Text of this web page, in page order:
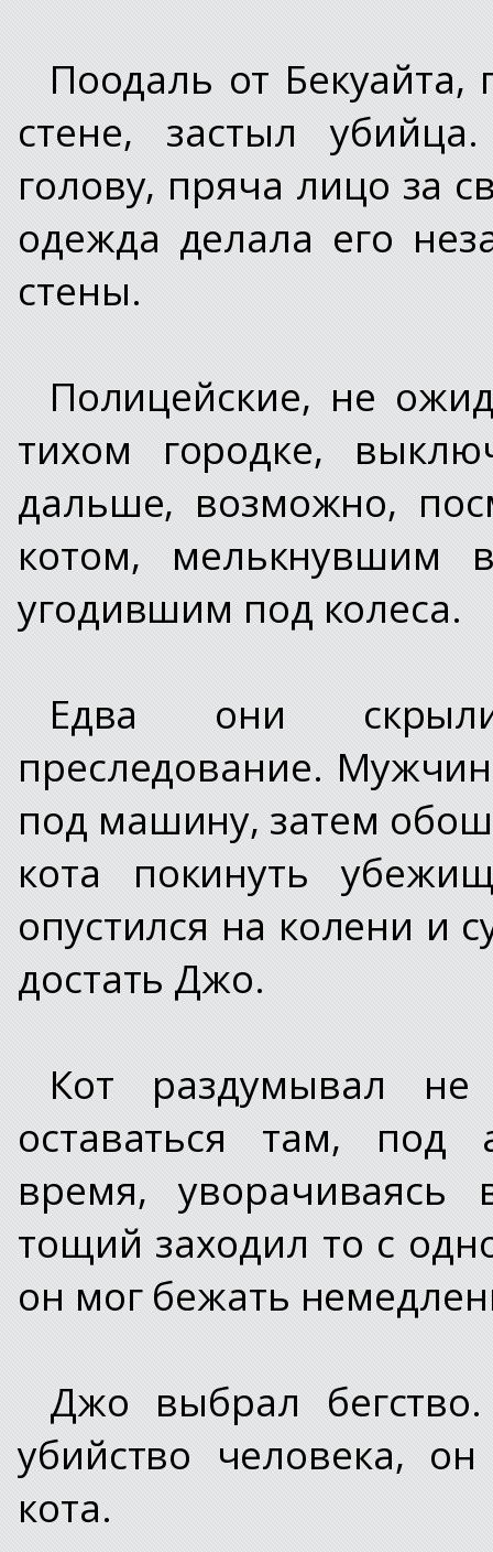
Поодаль от
стене, застыл
голову, пряча лицо за
одежда делала его
стены.
Полицейские, не
тихом городке,
дальше, возможно,
котом,
угодившим под колеса.
Едва они
преследование.
под машину, затем
кота покинуть
опустился на колени и
достать Джо.
Кот раздумывал
оставаться там, под
время,
тощий заходил то с
он мог бежать
Джо выбрал
убийство человека,
кота.